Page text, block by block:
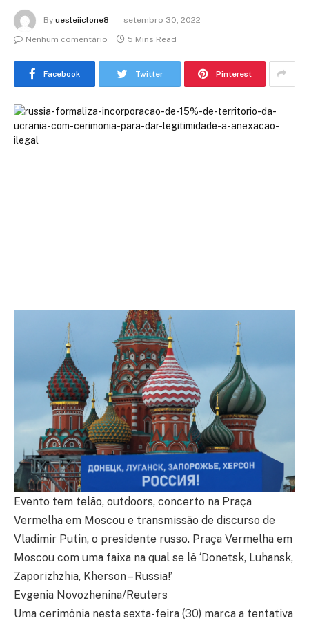
By uesleiiclone8
setembro 30, 2022
Nenhum comentário
5 Mins Read
Facebook Twitter Pinterest
Evento tem telão, outdoors, concerto na Praça
Vermelha em Moscou e transmissão de discurso de
Vladimir Putin, o presidente russo. Praça Vermelha em
Moscou com uma faixa na qual se lê ‘Donetsk, Luhansk,
Zaporizhzhia, Kherson – Russia!’
Evgenia Novozhenina/Reuters
Uma cerimônia nesta sexta-feira (30) marca a tentativa